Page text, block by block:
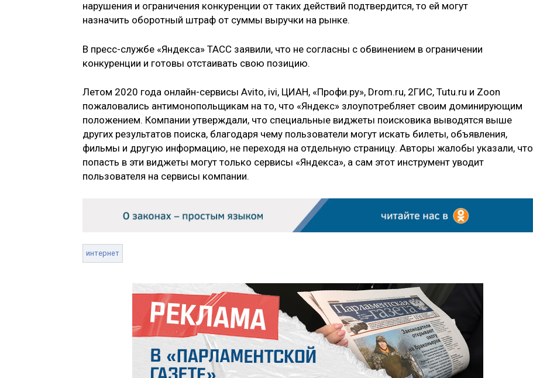
нарушения и ограничения конкуренции от таких действий подтвердится, то ей могут
назначить оборотный штраф от суммы выручки на рынке.
В пресс-службе «Яндекса» ТАСС заявили, что не согласны с обвинением в ограничении
конкуренции и готовы отстаивать свою позицию.
Летом 2020 года онлайн-сервисы Avito, ivi, ЦИАН, «Профи.ру», Drom.ru, 2ГИС, Tutu.ru и Zoon
пожаловались антимонопольщикам на то, что «Яндекс» злоупотребляет своим доминирующим
положением. Компании утверждали, что специальные виджеты поисковика выводятся выше
других результатов поиска, благодаря чему пользователи могут искать билеты, объявления,
фильмы и другую информацию, не переходя на отдельную страницу. Авторы жалобы указали, что
попасть в эти виджеты могут только сервисы «Яндекса», а сам этот инструмент уводит
пользователя на сервисы компании.
интернет